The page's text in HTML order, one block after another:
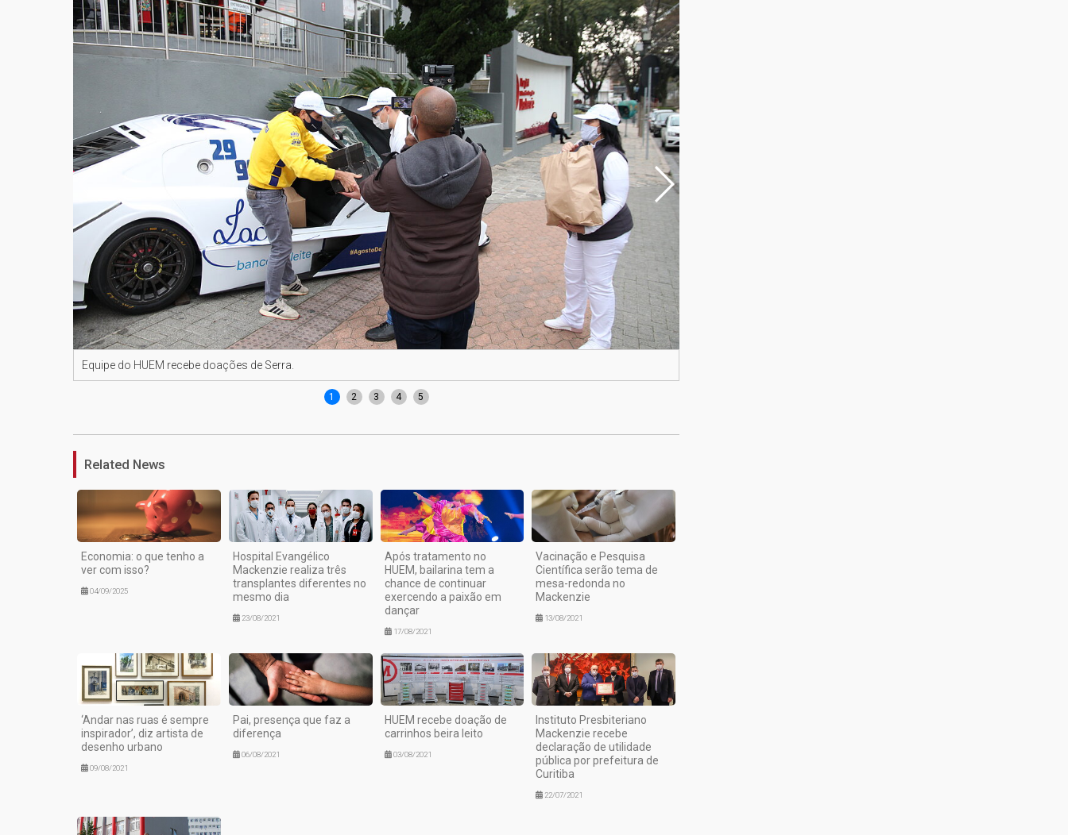
Equipe do HUEM recebe doações de Serra.
1 2 3 4 5
Related News
Economia: o que tenho a
ver com isso?
04/09/2025
Hospital Evangélico
Mackenzie realiza três
transplantes diferentes no
mesmo dia
23/08/2021
Após tratamento no
HUEM, bailarina tem a
chance de continuar
exercendo a paixão em
dançar
17/08/2021
Vacinação e Pesquisa
Científica serão tema de
mesa-redonda no
Mackenzie
13/08/2021
‘Andar nas ruas é sempre
inspirador’, diz artista de
desenho urbano
09/08/2021
Pai, presença que faz a
diferença
06/08/2021
HUEM recebe doação de
carrinhos beira leito
03/08/2021
Instituto Presbiteriano
Mackenzie recebe
declaração de utilidade
pública por prefeitura de
Curitiba
22/07/2021